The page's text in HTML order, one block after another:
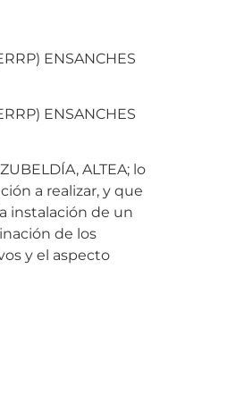
ENSANCHES
ENSANCHES
ALTEA; lo
a realizar, y que
instalación de un
de los
y el aspecto